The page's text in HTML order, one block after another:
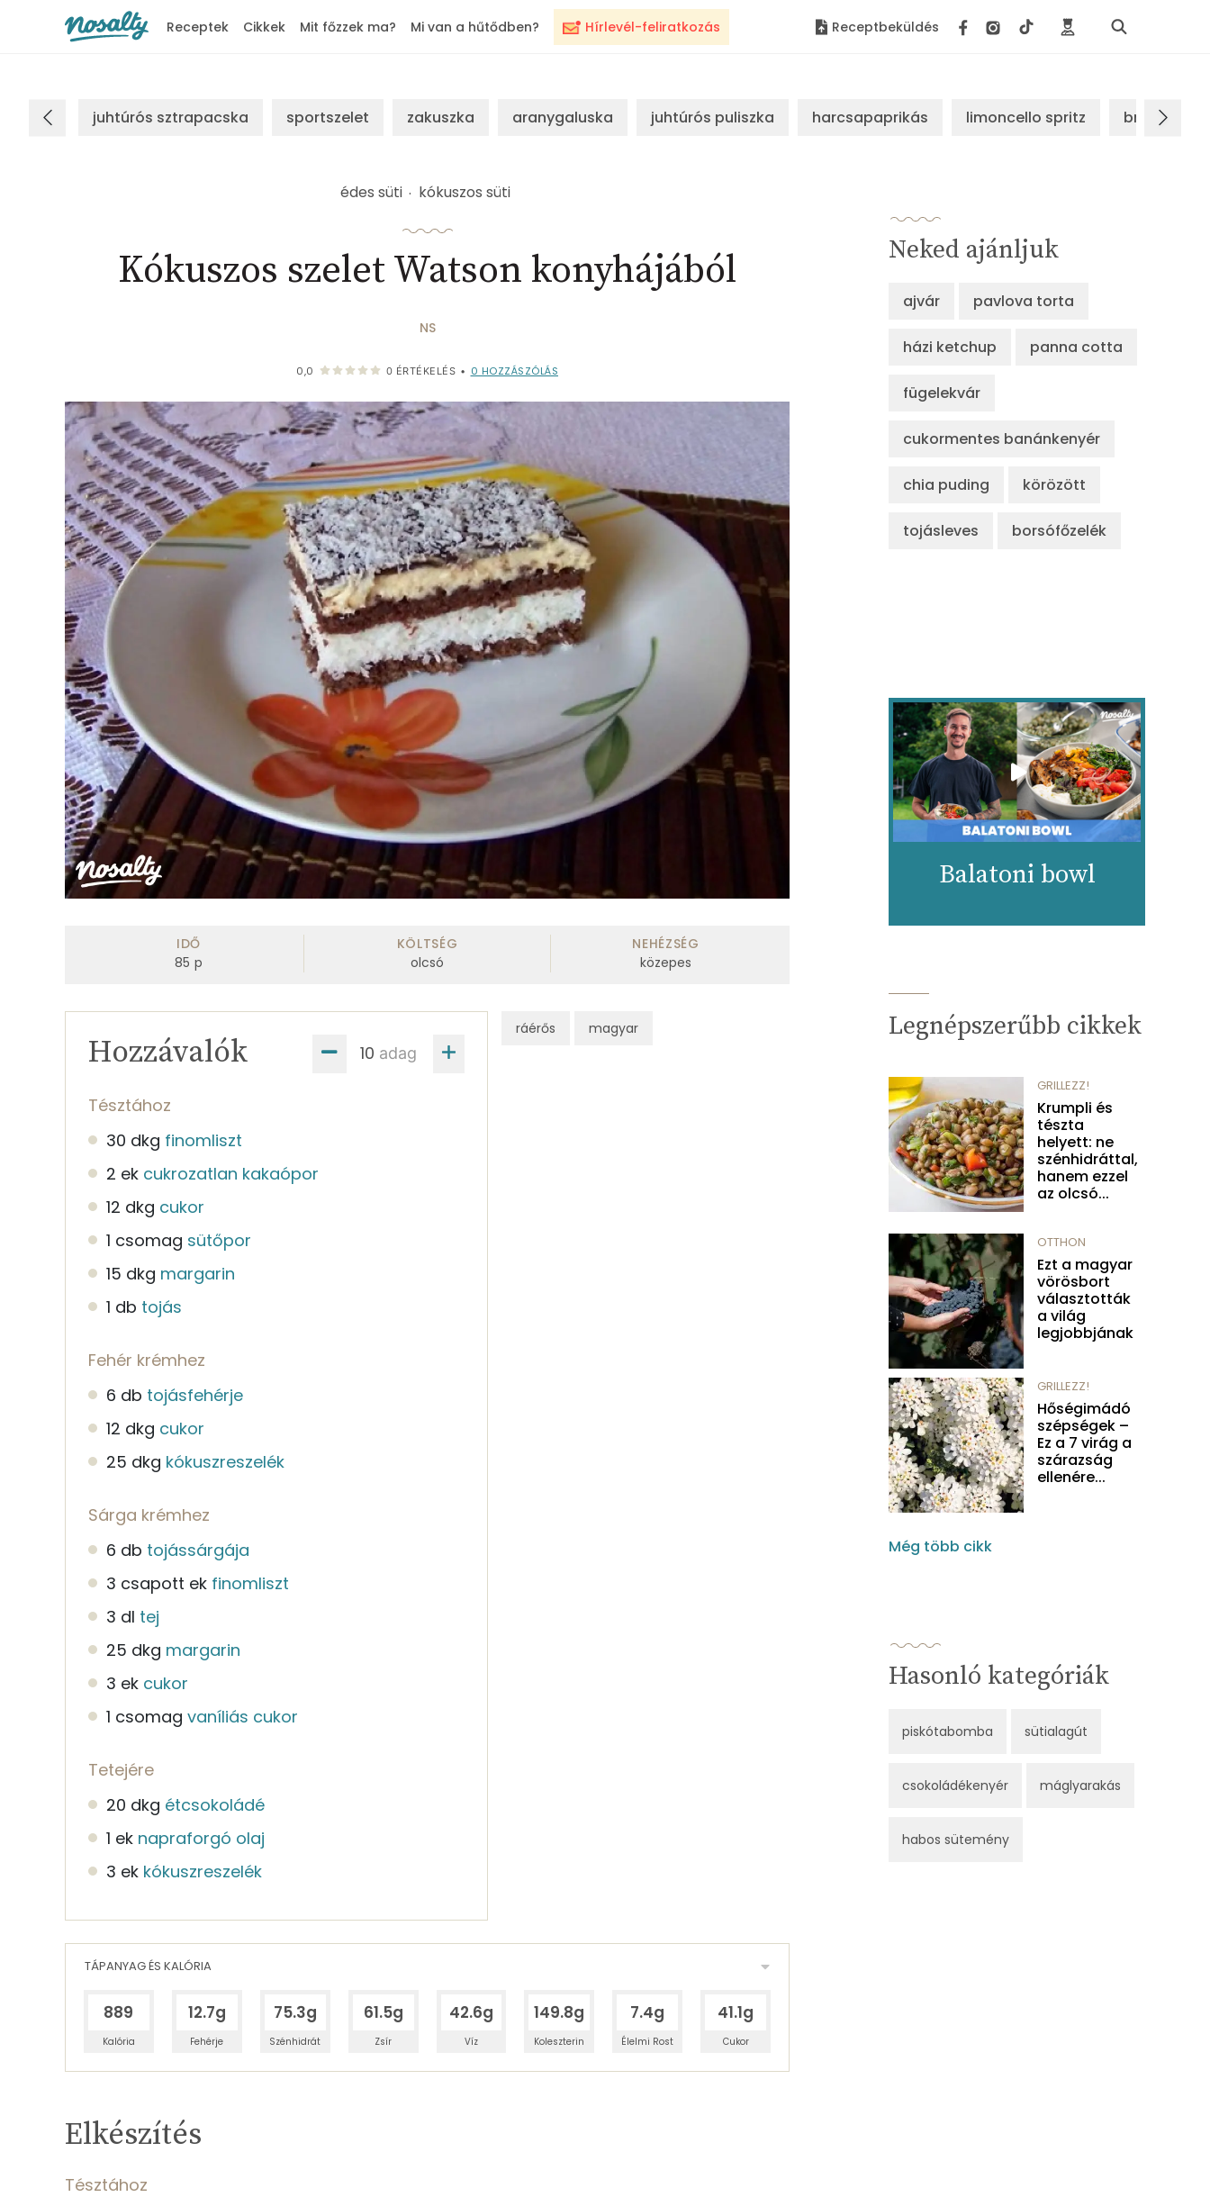
Hírlevél-feliratkozás
Receptek Cikkek Mit főzzek ma? Mi van a hűtődben? Receptbeküldés
juhtúrós sztrapacska sportszelet zakuszka aranygaluska juhtúrós puliszka harcsapaprikás limoncello spritz brassói
édes süti kókuszos süti
Kókuszos szelet Watson konyhájából
NS
0,0 0 ÉRTÉKELÉS • 0 HOZZÁSZÓLÁS
IDŐ
85 p
KÖLTSÉG
olcsó
NEHÉZSÉG
közepes
adag
Hozzávalók
Tésztához
30 dkg finomliszt
2 ek cukrozatlan kakaópor
12 dkg cukor
1 csomag sütőpor
15 dkg margarin
1 db tojás
Fehér krémhez
6 db tojásfehérje
12 dkg cukor
25 dkg kókuszreszelék
Sárga krémhez
6 db tojássárgája
3 csapott ek finomliszt
3 dl tej
25 dkg margarin
3 ek cukor
1 csomag vaníliás cukor
Tetejére
20 dkg étcsokoládé
1 ek napraforgó olaj
3 ek kókuszreszelék
ráérős magyar
TÁPANYAG ÉS KALÓRIA
889
Kalória
12.7g
Fehérje
75.3g
Szénhidrát
61.5g
Zsír
42.6g
Víz
149.8g
Koleszterin
7.4g
Élelmi Rost
41.1g
Cukor
TÁPANYAGTARTALOM
Elkészítés
Tésztához
Neked ajánljuk
ajvár pavlova torta
házi ketchup panna cotta
fügelekvár
cukormentes banánkenyér
chia puding körözött
tojásleves borsófőzelék
Balatoni bowl
Legnépszerűbb cikkek
GRILLEZZ!
Krumpli és
tészta
helyett: ne
szénhidráttal,
hanem ezzel
az olcsó...
OTTHON
Ezt a magyar
vörösbort
választották
a világ
legjobbjának
GRILLEZZ!
Hőségimádó
szépségek –
Ez a 7 virág a
szárazság
ellenére...
Még több cikk
Hasonló kategóriák
piskótabomba sütialagút
csokoládékenyér máglyarakás
habos sütemény